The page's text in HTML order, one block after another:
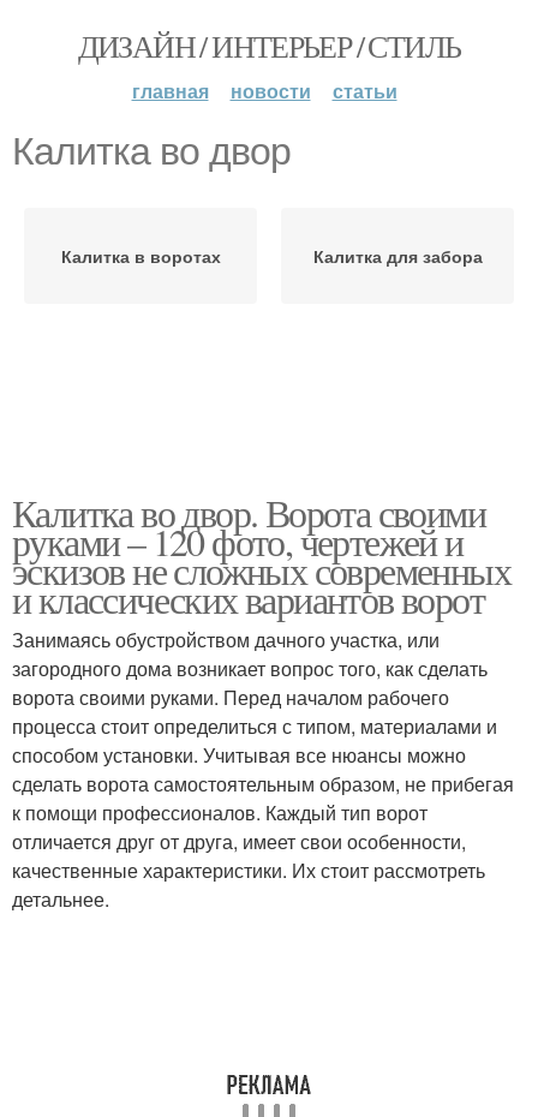
ДИЗАЙН / ИНТЕРЬЕР / СТИЛЬ
главная новости статьи
Калитка во двор
Калитка в воротах Калитка для забора
Калитка во двор. Ворота своими
руками – 120 фото, чертежей и
эскизов не сложных современных
и классических вариантов ворот
Занимаясь обустройством дачного участка, или
загородного дома возникает вопрос того, как сделать
ворота своими руками. Перед началом рабочего
процесса стоит определиться с типом, материалами и
способом установки. Учитывая все нюансы можно
сделать ворота самостоятельным образом, не прибегая
к помощи профессионалов. Каждый тип ворот
отличается друг от друга, имеет свои особенности,
качественные характеристики. Их стоит рассмотреть
детальнее.